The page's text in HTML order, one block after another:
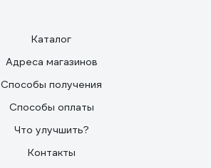
Каталог
Адреса магазинов
Способы получения
Способы оплаты
Что улучшить?
Контакты